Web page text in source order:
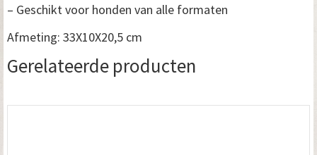
– Geschikt voor honden van alle formaten
Afmeting: 33X10X20,5 cm
Gerelateerde producten